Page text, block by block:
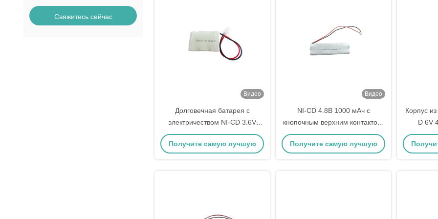
Свяжитесь сейчас
Видео
Долговечная батарея с
электричеством NI-CD 3.6V
1800MAH
Получите самую лучшую
Видео
NI-CD 4.8В 1000 мАч с
кнопочным верхним контактом,
тип 72200, медицинская
батарея для медицинских
Получите самую лучшую
Корпус
D 6V